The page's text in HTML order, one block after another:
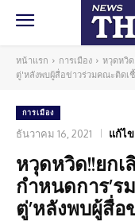
หน้าแรก การเมือง
หวุดหวิ
ตู่'หลังพบผู้สื่อข่าวร่วมคณะติดเ
การเมือง
ธันวาคม 16, 2021 แก้ไ
หวุดหวิด!!ยกเ
กำหนดการ’ร
ตู่’หลังพบผู้สื่